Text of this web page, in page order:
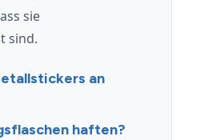
sie
sind.
an
haften?